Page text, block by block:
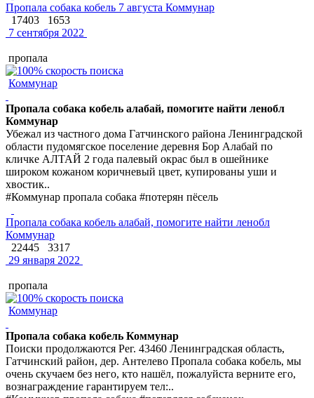
Пропала собака кобель 7 августа Коммунар
17403
1653
7 сентября 2022
пропала
Коммунар
Пропала собака кобель алабай, помогите найти ленобл
Коммунар
Убежал из частного дома Гатчинского района Ленинградской
области пудомягское поселение деревня Бор Алабай по
кличке АЛТАЙ 2 года палевый окрас был в ошейнике
широком кожаном коричневый цвет, купированы уши и
хвостик..
#Коммунар пропала собака #потерян пёсель
Пропала собака кобель алабай, помогите найти ленобл
Коммунар
22445
3317
29 января 2022
пропала
Коммунар
Пропала собака кобель Коммунар
Поиски продолжаются Рег. 43460 Ленинградская область,
Гатчинский район, дер. Антелево Пропала собака кобель, мы
очень скучаем без него, кто нашёл, пожалуйста верните его,
вознаграждение гарантируем тел:..